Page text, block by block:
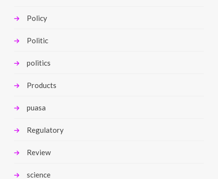
Policy
Politic
politics
Products
puasa
Regulatory
Review
science